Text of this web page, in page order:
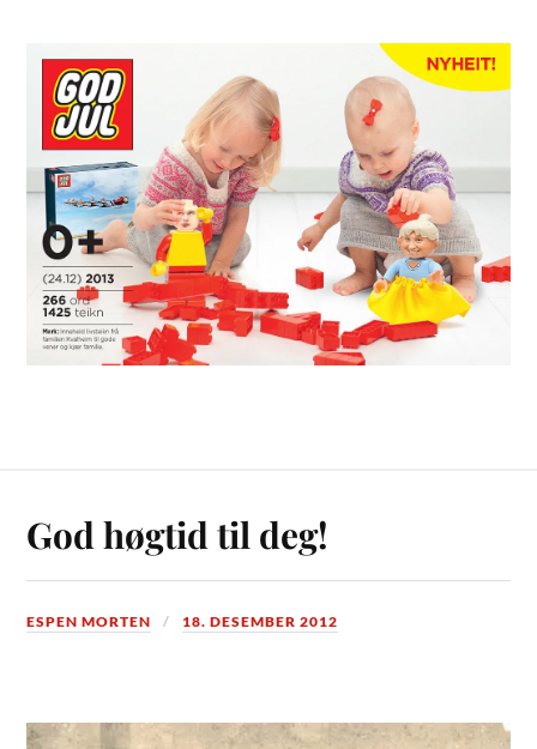
God høgtid til deg!
ESPEN MORTEN 18. DESEMBER 2012